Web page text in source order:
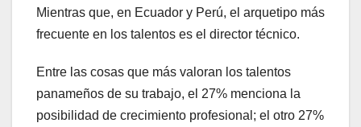
Mientras que, en Ecuador y Perú, el arquetipo más
frecuente en los talentos es el director técnico.
Entre las cosas que más valoran los talentos
panameños de su trabajo, el 27% menciona la
posibilidad de crecimiento profesional; el otro 27%